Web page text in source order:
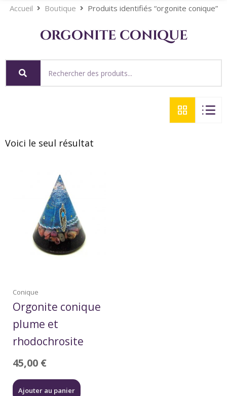
Accueil Boutique Produits identifiés “orgonite conique”
orgonite conique
Voici le seul résultat
Conique
Orgonite conique
plume et
rhodochrosite
45,00 €
Ajouter au panier